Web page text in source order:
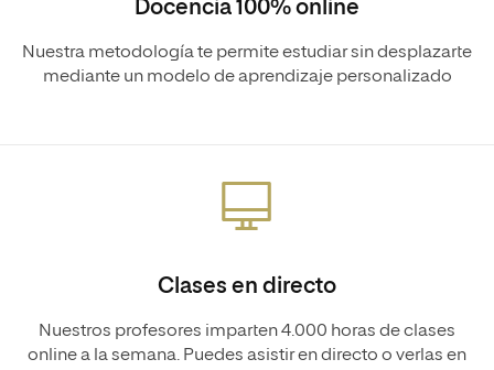
Docencia 100% online
Nuestra metodología te permite estudiar sin desplazarte
mediante un modelo de aprendizaje personalizado
Clases en directo
Nuestros profesores imparten 4.000 horas de clases
online a la semana. Puedes asistir en directo o verlas en